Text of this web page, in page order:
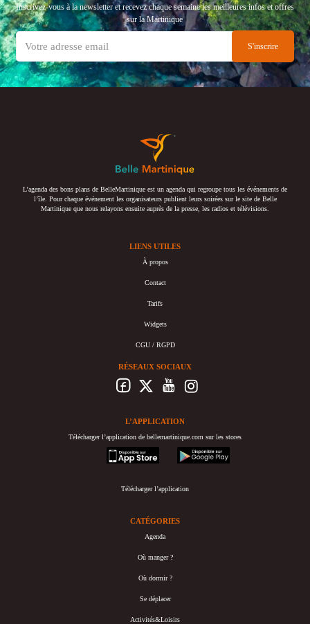
Inscrivez-vous à la newsletter et recevez chaque semaine les meilleures infos et offres
sur la Martinique
L’agenda des bons plans de BelleMartinique est un agenda qui regroupe tous les événements de
l’île. Pour chaque événement les organisateurs publient leurs soirées sur le site de Belle
Martinique que nous relayons ensuite auprès de la presse, les radios et télévisions.
LIENS UTILES
À propos
Contact
Tarifs
Widgets
CGU / RGPD
RÉSEAUX SOCIAUX
L’APPLICATION
Télécharger l’application de bellemartinique.com sur les stores
appstore
googleplay
Télécharger l’application
CATÉGORIES
Agenda
Où manger ?
Où dormir ?
Se déplacer
Activités&Loisirs